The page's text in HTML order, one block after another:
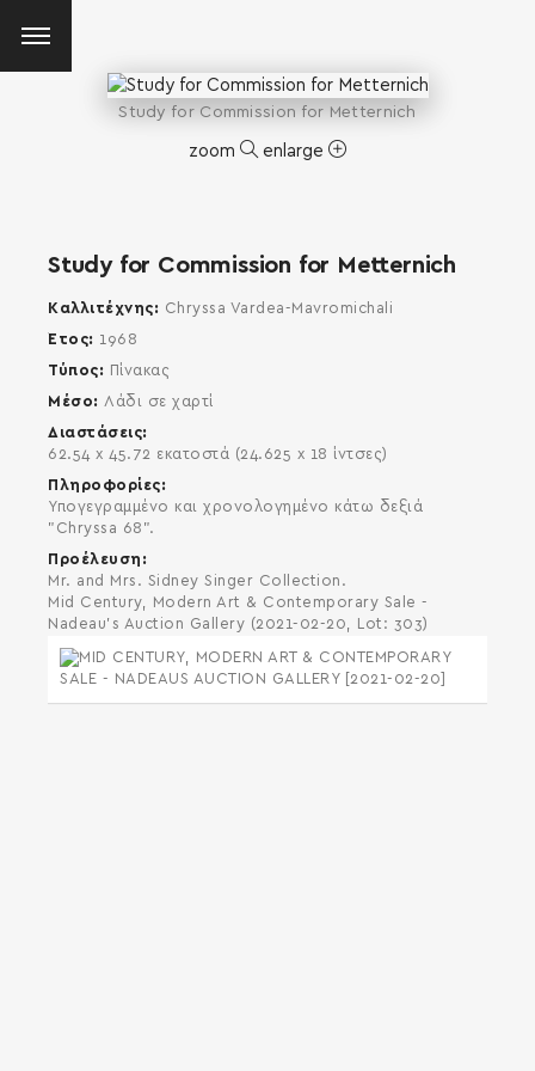
Study for Commission for Metternich
zoom enlarge
Study for Commission for Metternich
Καλλιτέχνης
Chryssa Vardea-Mavromichali
Έτος
1968
Τύπος
Πίνακας
Μέσο
Λάδι σε χαρτί
Διαστάσεις
62.54 x 45.72 εκατοστά (24.625 x 18 ίντσες)
Πληροφορίες
Υπογεγραμμένο και χρονολογημένο κάτω δεξιά
"Chryssa 68".
Προέλευση
Mr. and Mrs. Sidney Singer Collection.
Mid Century, Modern Art & Contemporary Sale -
Nadeau's Auction Gallery (2021-02-20, Lot: 303)